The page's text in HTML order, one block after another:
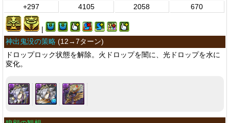
+297
4105 2058 670
|
神出鬼没の策略 (12→7ターン)
ドロップロック状態を解除。火ドロップを闇に、光ドロップを水に
変化。